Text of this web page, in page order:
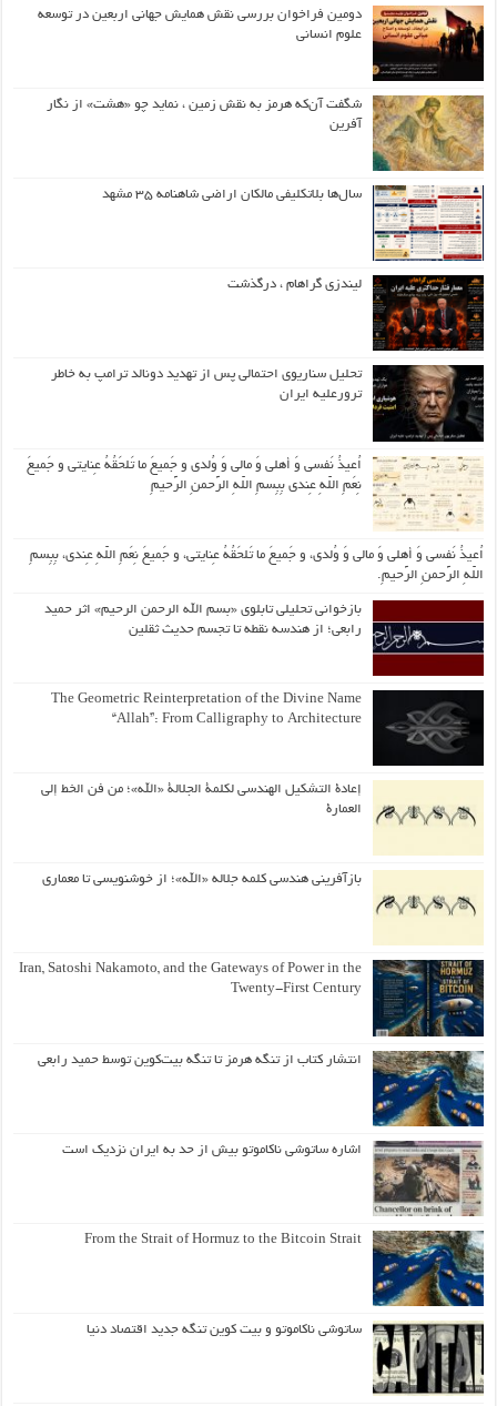
دومین فراخوان بررسی نقش همایش جهانی اربعین در توسعه
علوم انسانی
شگفت آن‌که هرمز به نقش زمین ، نماید چو «هشت» از نگار
آفرین
سال‌ها بلاتکلیفی مالکان اراضی شاهنامه ۳۵ مشهد
لیندزی گراهام ، درگذشت
تحلیل سناریوی احتمالی پس از تهدید دونالد ترامپ به خاطر
ترورعلیه ایران
اُعیذُ نَفسی وَ أهلی وَ مالی وَ وُلدی و جَمیعَ ما تَلحَقُهُ عِنایتی و جَمیعَ
نِعَمِ اللّهِ عِندی بِبِسمِ اللّهِ الرَّحمنِ الرَّحیمِ
اُعیذُ نَفسی وَ أهلی وَ مالی وَ وُلدی، و جَمیعَ ما تَلحَقُهُ عِنایتی، و جَمیعَ نِعَمِ اللّهِ عِندی، بِبِسمِ
اللّهِ الرَّحمنِ الرَّحیمِ.
بازخوانی تحلیلی تابلوی «بسم الله الرحمن الرحیم» اثر حمید
رابعی؛ از هندسه نقطه تا تجسم حدیث ثقلین
The Geometric Reinterpretation of the Divine Name
“Allah”: From Calligraphy to Architecture
إعادة التشكيل الهندسي لكلمة الجلالة «الله»؛ من فن الخط إلى
العمارة
بازآفرینی هندسی کلمه جلاله «الله»؛ از خوشنویسی تا معماری
Iran, Satoshi Nakamoto, and the Gateways of Power in the
Twenty-First Century
انتشار کتاب از تنگه هرمز تا تنگه بیت‌کوین توسط حمید رابعی
اشاره ساتوشی ناکاموتو بیش از حد به ایران نزدیک است
From the Strait of Hormuz to the Bitcoin Strait
ساتوشی ناکاموتو و بیت کوین تنگه جدید اقتصاد دنیا